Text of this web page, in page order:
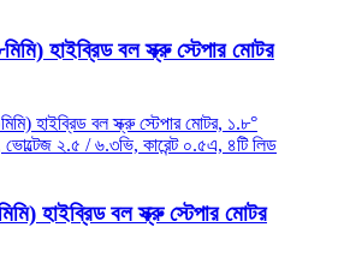
হাইব্রিড বল স্ক্রু স্টেপার মোটর
হাইব্রিড বল স্ক্রু স্টেপার মোটর